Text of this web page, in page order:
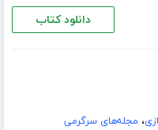
دانلود کتاب
، مجله‌های سرگرمی